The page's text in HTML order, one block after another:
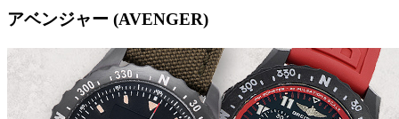
アベンジャー (AVENGER)